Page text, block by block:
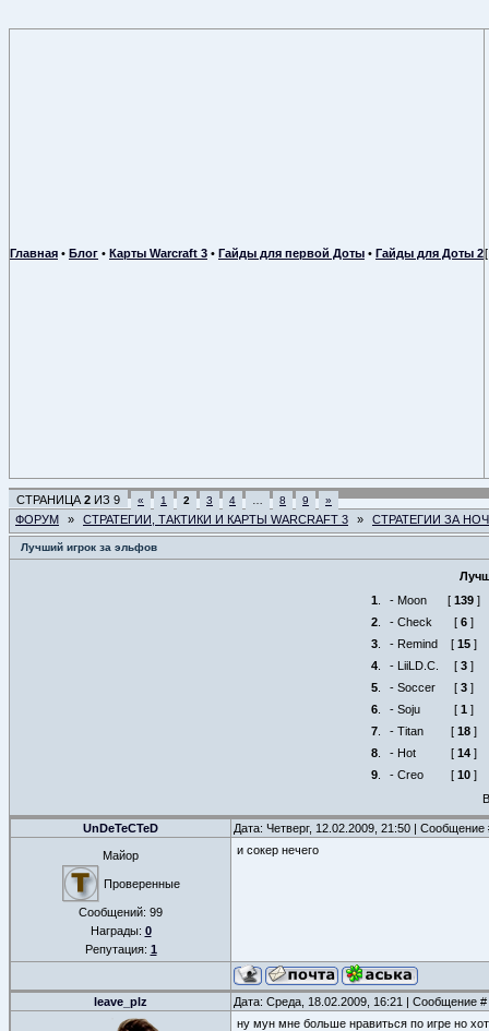
Главная • Блог • Карты Warcraft 3 • Гайды для первой Доты • Гайды для Доты 2
СТРАНИЦА 2 ИЗ 9 « 1 2 3 4 8 9 »
ФОРУМ » СТРАТЕГИИ, ТАКТИКИ И КАРТЫ WARCRAFT 3 » СТРАТЕГИИ ЗА
Лучший игрок за эльфов
1
- Moon [ 139 ]
2
- Check [ 6 ]
3
- Remind [ 15 ]
4
- LiiLD.C. [ 3 ]
5
- Soccer [ 3 ]
6
- Soju [ 1 ]
7
- Titan [ 18 ]
8
- Hot [ 14 ]
9
- Creo [ 10 ]
UnDeTeCTeD Дата: Четверг, 12.02.2009, 21:50 |
Майор
Проверенные
Сообщений: 99
Награды: 0
Репутация: 1
и сокер нечего
leave_plz Дата: Среда, 18.02.2009, 16:21 | Сообщение #
ну мун мне больше нравиться по игре но хот